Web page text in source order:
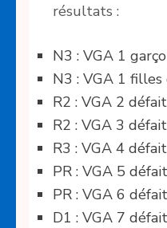
résultats :
N3 : VGA 1
N3 : VGA 1
R2 : VGA 2
R2 : VGA 3
R3 : VGA 4
PR : VGA 5
PR : VGA 6
D1 : VGA 7